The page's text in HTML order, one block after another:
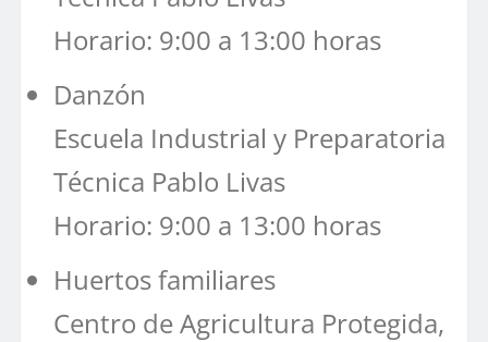
Horario: 9:00 a 13:00 horas
Danzón
Escuela Industrial y Preparatoria
Técnica Pablo Livas
Horario: 9:00 a 13:00 horas
Huertos familiares
Centro de Agricultura Protegida,